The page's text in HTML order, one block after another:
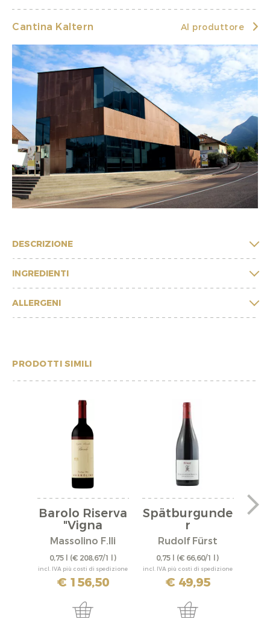
Cantina Kaltern Al produttore
DESCRIZIONE
INGREDIENTI
ALLERGENI
PRODOTTI SIMILI
Barolo Riserva
"Vigna
Rionda"...
Massolino F.lli
0,75 l (€ 208,67/1 l)
incl. IVA più costi di spedizione
€ 156,50
Spätburgunde
r
"Bürgstadter...
Rudolf Fürst
0,75 l (€ 66,60/1 l)
incl. IVA più costi di spedizione
€ 49,95